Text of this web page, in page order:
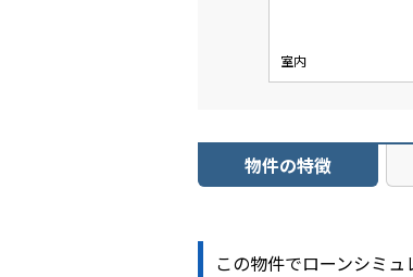
室内
物件の特徴
この物件でローンシミュ